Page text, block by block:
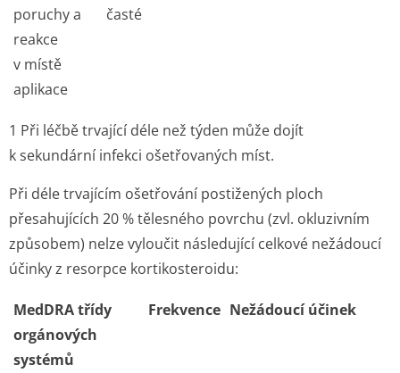
poruchy a
reakce
v místě
aplikace
časté
1 Při léčbě trvající déle než týden může dojít
k sekundární infekci ošetřovaných míst.
Při déle trvajícím ošetřování postižených ploch
přesahujících 20 % tělesného povrchu (zvl. okluzivním
způsobem) nelze vyloučit následující celkové nežádoucí
účinky z resorpce kortikosteroidu:
MedDRA třídy
orgánových
systémů
Frekvence Nežádoucí účinek